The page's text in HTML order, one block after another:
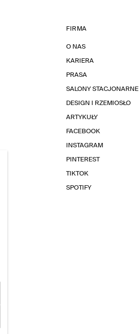
FIRMA
O NAS
KARIERA
PRASA
SALONY STACJONARNE
DESIGN I RZEMIOSŁO
ARTYKUŁY
FACEBOOK
INSTAGRAM
PINTEREST
TIKTOK
SPOTIFY